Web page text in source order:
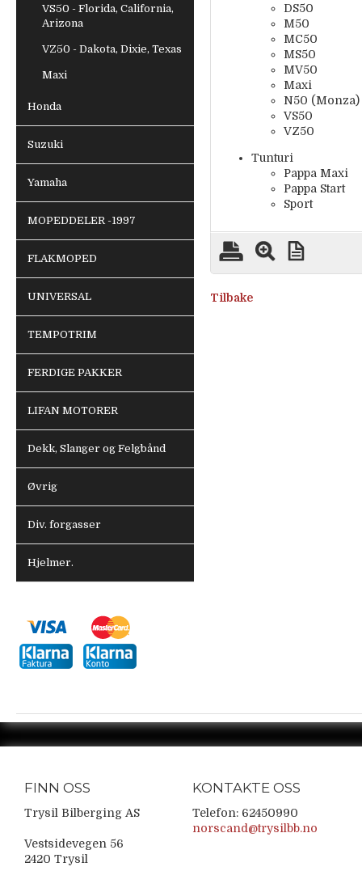
VS50 - Florida, California,
Arizona
VZ50 - Dakota, Dixie, Texas
Maxi
Honda
Suzuki
Yamaha
MOPEDDELER -1997
FLAKMOPED
UNIVERSAL
TEMPOTRIM
FERDIGE PAKKER
LIFAN MOTORER
Dekk, Slanger og Felgbånd
Øvrig
Div. forgasser
Hjelmer.
DS50
M50
MC50
MS50
MV50
Maxi
N50 (Monza)
VS50
VZ50
Tunturi
Pappa Maxi
Pappa Start
Sport
Tilbake
FINN OSS
Trysil Bilberging AS
Vestsidevegen 56
2420 Trysil
KONTAKTE OSS
Telefon: 62450990
norscand@trysilbb.no